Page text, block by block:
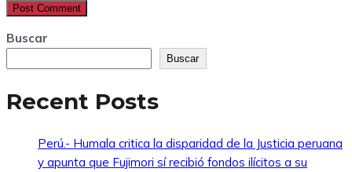
Buscar
Buscar
Recent Posts
Perú.- Humala critica la disparidad de la Justicia peruana
y apunta que Fujimori sí recibió fondos ilícitos a su